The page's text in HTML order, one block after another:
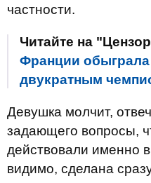
частности.
Читайте на
Франции
двукратным
Девушка молчит,
задающего вопросы,
действовали именно
видимо, сделана